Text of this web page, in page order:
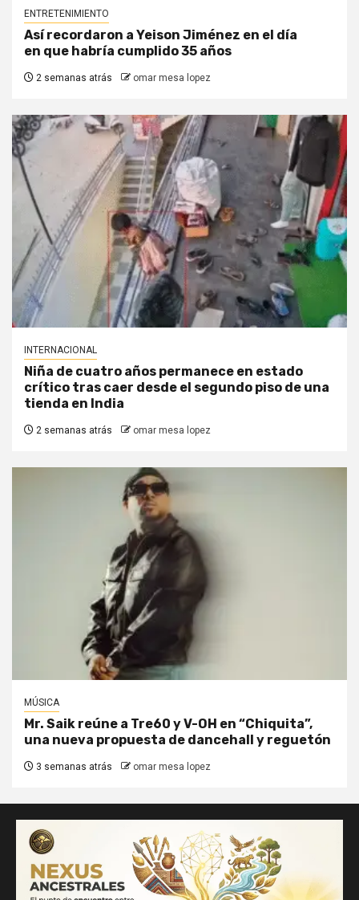
ENTRETENIMIENTO
Así recordaron a Yeison Jiménez en el día
en que habría cumplido 35 años
2 semanas atrás omar mesa lopez
INTERNACIONAL
Niña de cuatro años permanece en estado
crítico tras caer desde el segundo piso de una
tienda en India
2 semanas atrás omar mesa lopez
MÚSICA
Mr. Saik reúne a Tre60 y V-OH en “Chiquita”,
una nueva propuesta de dancehall y reguetón
3 semanas atrás omar mesa lopez